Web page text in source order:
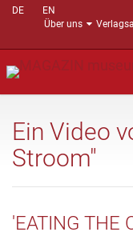
DE
EN
Über uns
Ein Video
Stroom"
'EATING THE